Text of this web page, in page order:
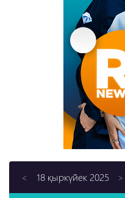
< 18 қыркүйек 2025 >